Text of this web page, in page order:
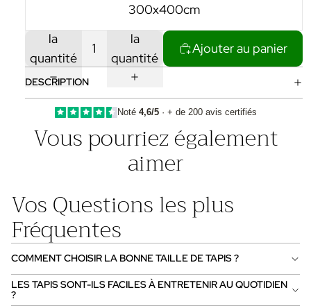
300x400cm
la
quantité
Augmenter
la
quantité
Ajouter au panier
DESCRIPTION
Noté 4,6/5· + de 200 avis certifiés
Vous pourriez également
aimer
Vos Questions les plus
Fréquentes
COMMENT CHOISIR LA BONNE TAILLE DE TAPIS ?
LES TAPIS SONT-ILS FACILES À ENTRETENIR AU QUOTIDIEN
?